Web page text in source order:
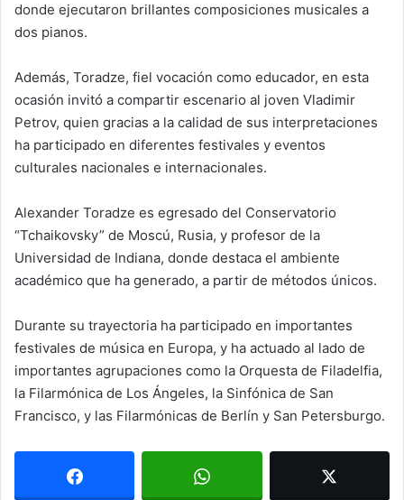
donde ejecutaron brillantes composiciones musicales a
dos pianos.
Además, Toradze, fiel vocación como educador, en esta
ocasión invitó a compartir escenario al joven Vladimir
Petrov, quien gracias a la calidad de sus interpretaciones
ha participado en diferentes festivales y eventos
culturales nacionales e internacionales.
Alexander Toradze es egresado del Conservatorio
“Tchaikovsky” de Moscú, Rusia, y profesor de la
Universidad de Indiana, donde destaca el ambiente
académico que ha generado, a partir de métodos únicos.
Durante su trayectoria ha participado en importantes
festivales de música en Europa, y ha actuado al lado de
importantes agrupaciones como la Orquesta de Filadelfia,
la Filarmónica de Los Ángeles, la Sinfónica de San
Francisco, y las Filarmónicas de Berlín y San Petersburgo.